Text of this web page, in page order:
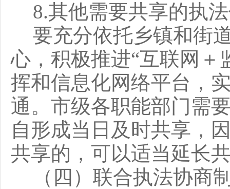
8.其他需要共享的执
要充分依托乡镇和街
心，积极推进“互联网＋
挥和信息化网络平台，
通。市级各职能部门需
自形成当日及时共享，
共享的，可以适当延长
（四）联合执法协商